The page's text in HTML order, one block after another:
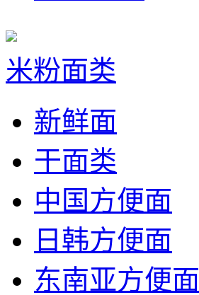
米粉面类
新鲜面
干面类
中国方便面
日韩方便面
东南亚方便面